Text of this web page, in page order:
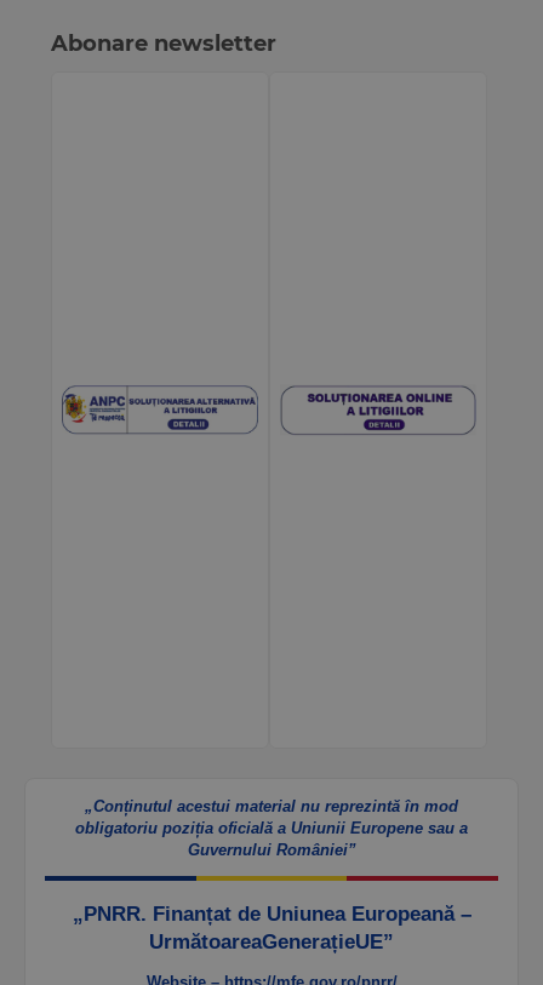
Abonare newsletter
„Conținutul acestui material nu reprezintă în mod
obligatoriu poziția oficială a Uniunii Europene sau a
Guvernului României”
„PNRR. Finanțat de Uniunea Europeană –
UrmătoareaGenerațieUE”